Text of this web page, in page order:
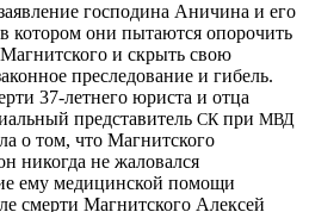
господина Аничина и его
котором они пытаются опорочить
и скрыть свою
преследование и гибель.
37-летнего юриста и отца
представитель СК при МВД
о том, что Магнитского
никогда не жаловался
ему медицинской помощи
смерти Магнитского Алексей